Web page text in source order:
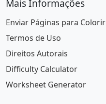
Mais Informações
Enviar Páginas para Colorir
Termos de Uso
Direitos Autorais
Difficulty Calculator
Worksheet Generator